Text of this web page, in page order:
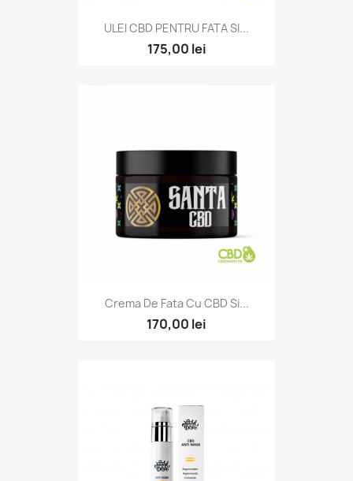
ULEI CBD PENTRU FATA SI...
175,00 lei
Crema De Fata Cu CBD Si...
170,00 lei